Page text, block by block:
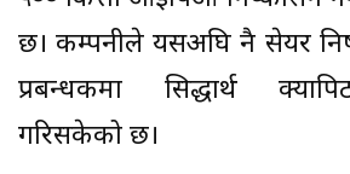
छ। कम्पनीले यसअघि नै सेयर
प्रबन्धकमा सिद्धार्थ
गरिसकेको छ।